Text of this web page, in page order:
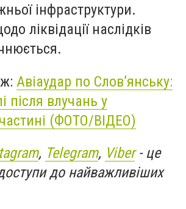
інфраструктури.
ліквідації наслідків
Авіаудар по Слов’янську:
після влучань у
(ФОТО/ВІДЕО)
, Telegram, Viber- це
до найважливіших